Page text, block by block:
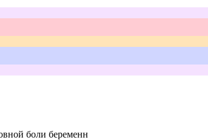
боли беременн